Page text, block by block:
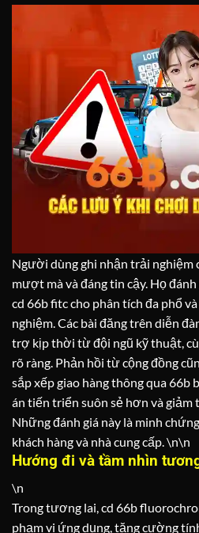
Người dùng ghi nhận trải nghiệm
mượt mà và đáng tin cậy. Họ
cd 66b fitc cho phân tích đa phổ
nghiệm. Các bài đăng trên diễn
trợ kịp thời từ đội ngũ kỹ thuật,
rõ ràng. Phản hồi từ cộng đồng
sắp xếp giao hàng thông qua 66b
án tiến triển suôn sẻ hơn và giảm
Những đánh giá này là minh
khách hàng và nhà cung cấp. \n\n
Hướng đi và tầm nhìn
\n
Trong tương lai, cd 66b
phạm vi ứng dụng, tăng cường